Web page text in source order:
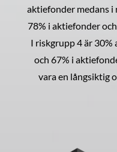
aktiefonder medans i
78% i aktiefonder
I riskgrupp 4 är
och 67% i
vara en långsiktig